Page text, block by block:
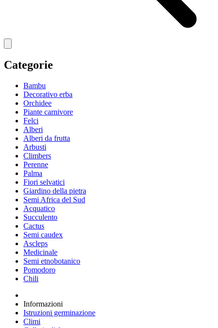
Categorie
Bambu
Decorativo erba
Orchidee
Piante carnivore
Felci
Alberi
Alberi da frutta
Arbusti
Climbers
Perenne
Palma
Fiori selvatici
Giardino della pietra
Semi Africa del Sud
Acquatico
Succulento
Cactus
Semi caudex
Ascleps
Medicinale
Semi etnobotanico
Pomodoro
Chili
Informazioni
Istruzioni germinazione
Climi